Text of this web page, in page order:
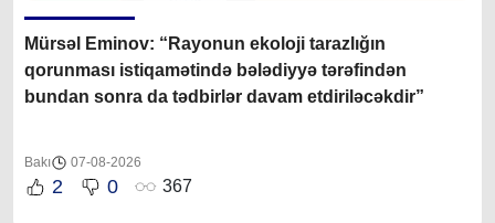
Mürsəl Eminov: “Rayonun ekoloji tarazlığın
qorunması istiqamətində bələdiyyə tərəfindən
bundan sonra da tədbirlər davam etdiriləcəkdir”
Bakı 07-08-2026
2 0 367